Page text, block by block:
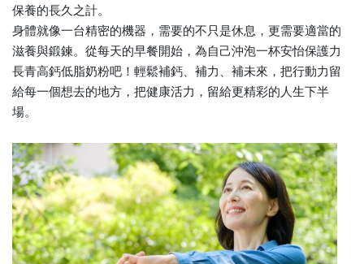
保養的長久之計。
身體就像一台精密的機器，需要的不只是休息，更需要適當的
滋養與鍛鍊。從每天的早餐開始，為自己沖泡一杯安怡保護力
長青高鈣低脂奶粉吧！輕鬆補鈣、補力、補未來，把行動力留
給每一個想去的地方，把健康活力，留給更精彩的人生下半
場。